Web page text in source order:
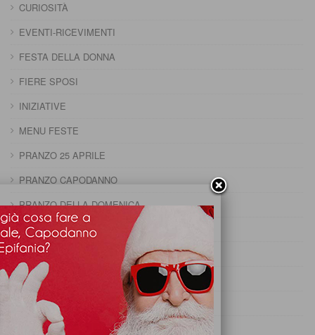
CURIOSITÀ
EVENTI-RICEVIMENTI
FESTA DELLA DONNA
FIERE SPOSI
INIZIATIVE
MENU FESTE
PRANZO 25 APRILE
PRANZO CAPODANNO
PRANZO DELLA DOMENICA
PRANZO DELLA PENTOLACCIA
PRANZO DI CARNEVALE
PRANZO DI FERRAGOSTO
PRANZO DI OGNISSANTI
PRANZO DI PASQUA